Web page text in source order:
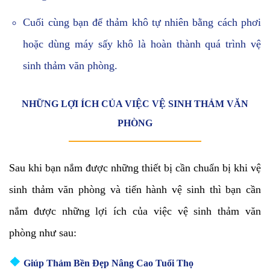
Cuối cùng bạn để thảm khô tự nhiên bằng cách phơi
hoặc dùng máy sấy khô là hoàn thành quá trình vệ
sinh thảm văn phòng.
NHỮNG LỢI ÍCH CỦA VIỆC VỆ SINH THẢM VĂN
PHÒNG
Sau khi bạn nắm được những thiết bị cần chuẩn bị khi vệ
sinh thảm văn phòng và tiến hành vệ sinh thì bạn cần
nắm được những lợi ích của việc vệ sinh thảm văn
phòng như sau:
❖ Giúp Thảm Bền Đẹp Nâng Cao Tuổi Thọ